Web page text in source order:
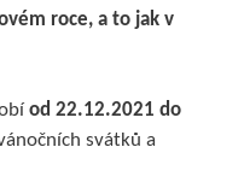
roce, a to jak v
od 22.12.2021 do
svátků a